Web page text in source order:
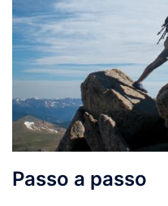
Passo a passo